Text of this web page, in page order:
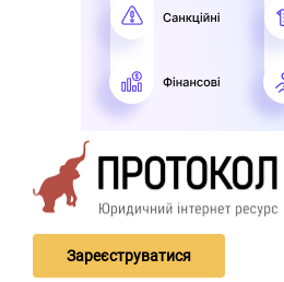
Зареєструватися